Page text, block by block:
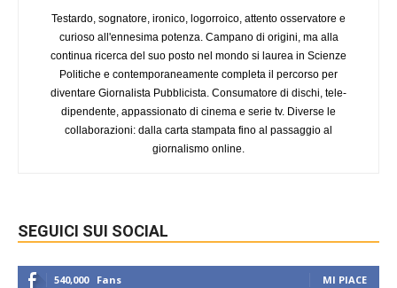
Testardo, sognatore, ironico, logorroico, attento osservatore e
curioso all'ennesima potenza. Campano di origini, ma alla
continua ricerca del suo posto nel mondo si laurea in Scienze
Politiche e contemporaneamente completa il percorso per
diventare Giornalista Pubblicista. Consumatore di dischi, tele-
dipendente, appassionato di cinema e serie tv. Diverse le
collaborazioni: dalla carta stampata fino al passaggio al
giornalismo online.
SEGUICI SUI SOCIAL
540,000 Fans MI PIACE